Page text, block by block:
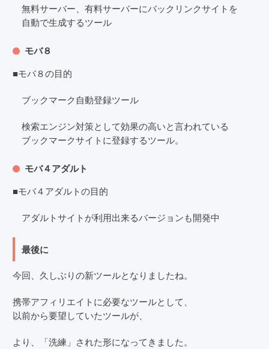
無料サーバー、有料サーバーにバックリンクサイトを
自動で生成するツール
モバ８
■モバ８の目的
ブックマーク自動登録ツール
検索エンジン対策として効果の高いと言われている
ブックマークサイトに登録するツール。
モバ４アダルト
■モバ４アダルトの目的
アダルトサイトが利用出来るバージョンも開発中
最後に
今回、久しぶりの新ツールとなりましたね。
携帯アフィリエイトに必要なツールとして、
以前から要望していたツールが、
より、「洗練」された形になってきました。